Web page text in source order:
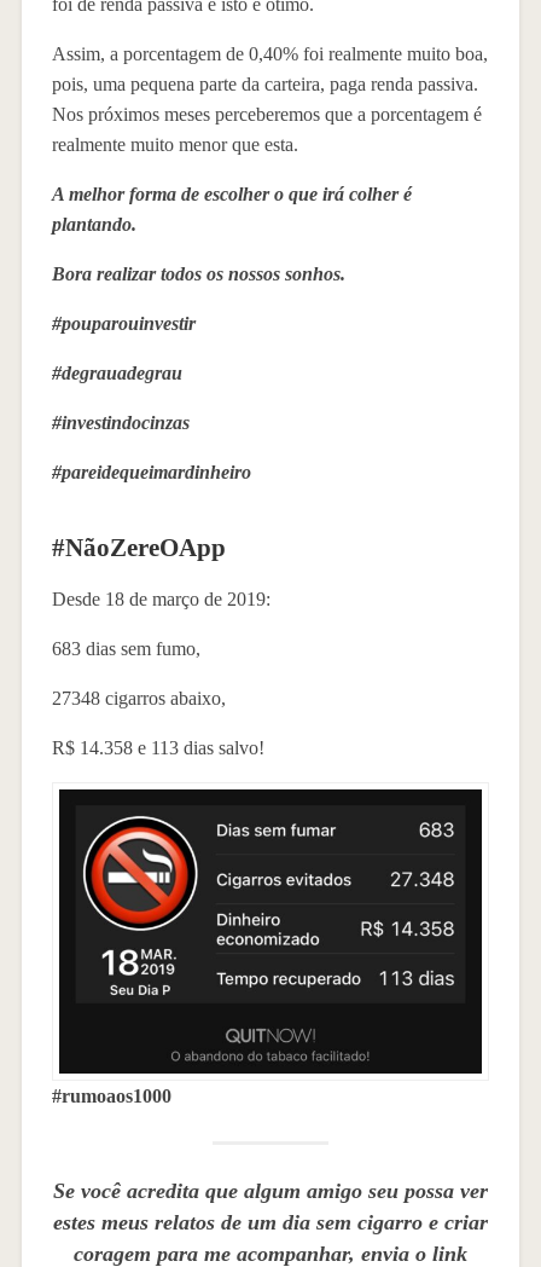
Assim, a porcentagem de 0,40% foi realmente muito boa,
pois, uma pequena parte da carteira, paga renda passiva.
Nos próximos meses perceberemos que a porcentagem é
realmente muito menor que esta.
A melhor forma de escolher o que irá colher é
plantando.
Bora realizar todos os nossos sonhos.
#pouparouinvestir
#degrauadegrau
#investindocinzas
#pareidequeimardinheiro
#NãoZereOApp
Desde 18 de março de 2019:
683 dias sem fumo,
27348 cigarros abaixo,
R$ 14.358 e 113 dias salvo!
#rumoaos1000
Se você acredita que algum amigo seu possa ver
estes meus relatos de um dia sem cigarro e criar
coragem para me acompanhar, envia o link